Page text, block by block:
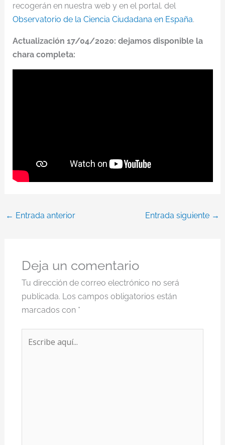
recogerán en nuestra web y en el portal. del
Observatorio de la Ciencia Ciudadana en España.
Actualización 17/04/2020: dejamos disponible la
chara completa:
← Entrada anterior Entrada siguiente →
Deja un comentario
Tu dirección de correo electrónico no será
publicada. Los campos obligatorios están
marcados con *